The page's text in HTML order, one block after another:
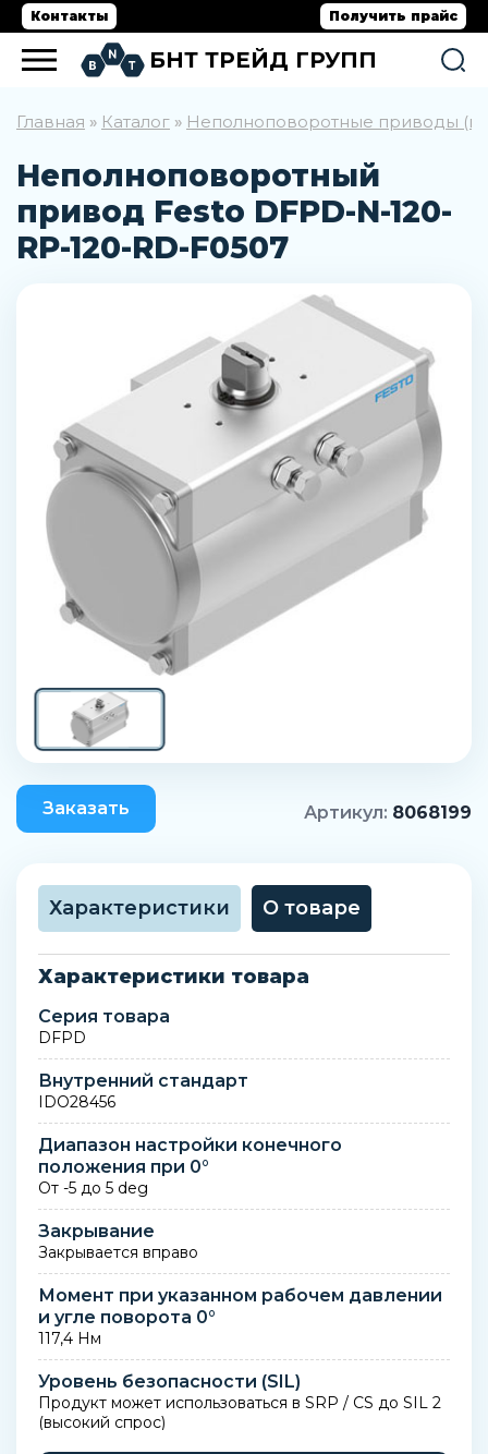
Контакты Получить прайс
БНТ ТРЕЙД ГРУПП
Главная » Каталог » Неполноповоротные приводы
Неполноповоротный
привод Festo DFPD-N-120-
RP-120-RD-F0507
Заказать Артикул: 8068199
Характеристики О товаре
Характеристики товара
Серия товара
DFPD
Внутренний стандарт
IDO28456
Диапазон настройки конечного
положения при 0°
От -5 до 5 deg
Закрывание
Закрывается вправо
Момент при указанном рабочем давлении
и угле поворота 0°
117,4 Нм
Уровень безопасности (SIL)
Продукт может использоваться в SRP / CS до SIL 2
(высокий спрос)